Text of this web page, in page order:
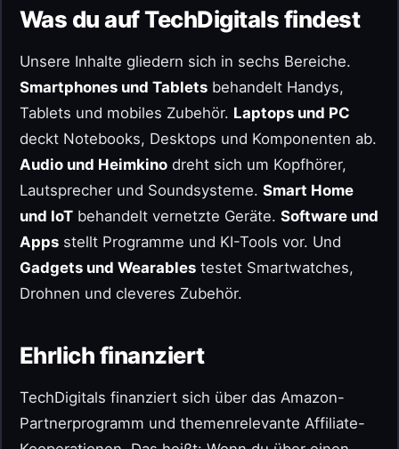
Was du auf TechDigitals findest
Unsere Inhalte gliedern sich in sechs Bereiche.
Smartphones und Tablets behandelt Handys,
Tablets und mobiles Zubehör. Laptops und PC
deckt Notebooks, Desktops und Komponenten ab.
Audio und Heimkino dreht sich um Kopfhörer,
Lautsprecher und Soundsysteme. Smart Home
und IoT behandelt vernetzte Geräte. Software und
Apps stellt Programme und KI-Tools vor. Und
Gadgets und Wearables testet Smartwatches,
Drohnen und cleveres Zubehör.
Ehrlich finanziert
TechDigitals finanziert sich über das Amazon-
Partnerprogramm und themenrelevante Affiliate-